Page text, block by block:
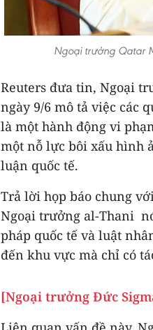
Ngoại trưởng Qatar
Reuters đưa tin, Ngoại
ngày 9/6 mô tả việc các
là một hành động vi
một nỗ lực bôi xấu hình
luận quốc tế.
Trả lời họp báo chung
Ngoại trưởng al-Thani
pháp quốc tế và luật
đến khu vực mà chỉ có
[Ngoại trưởng Đức